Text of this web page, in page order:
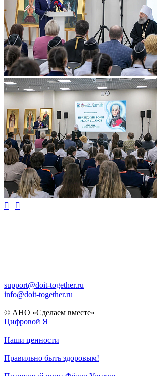
 
support@doit-together.ru
info@doit-together.ru
© АНО «Сделаем вместе»
Цифровой Я
Наши ценности
Правильно быть здоровым!